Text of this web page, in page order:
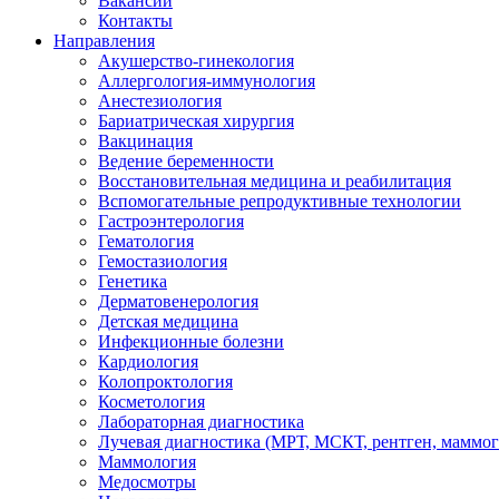
Контакты
Направления
Акушерство-гинекология
Аллергология-иммунология
Анестезиология
Бариатрическая хирургия
Вакцинация
Ведение беременности
Восстановительная медицина и реабилитация
Вспомогательные репродуктивные технологии
Гастроэнтерология
Гематология
Гемостазиология
Генетика
Дерматовенерология
Детская медицина
Инфекционные болезни
Кардиология
Колопроктология
Косметология
Лабораторная диагностика
Лучевая диагностика (МРТ, МСКТ, рентген,
Маммология
Медосмотры